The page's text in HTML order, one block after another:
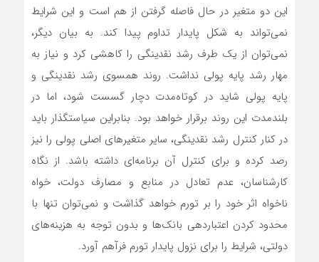
این دو متغیر در حال فاصله گرفتن از هم است و این شرایط
نمی‌تواند به شکل پایدار تداوم پیدا کند. به بیان دیگر،
نمی‌توان از یک طرف رشد نقدینگی را کاهشی کرد و نیاز به
مهار رشد پایه پولی نداشت. روند همسوی رشد نقدینگی و
پایه پولی شاید در کوتاه‌مدت دچار گسست شود، اما در
بلندمدت این روند برقرار خواهد بود. بنابراین سیاستگذار باید
در کنار کنترل رشد نقدینگی، سایر متغیرهای اصلی پولی را نیز
رصد کرده و برای کنترل آن برنامه‌ای داشته باشد. از نگاه
کارشناسان، عدم تعادل در منابع و مصارف دولت، خواه
ناخواه اثر خود را بر تورم خواهد گذاشت و نمی‌توان تنها با
محدود کردن اعتباردهی بانک‌ها و بدون توجه به هزینه‌های
دولتی، شرایط را برای نزول پایدار تورم فرآهم آورد.